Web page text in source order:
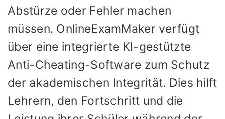
Abstürze oder Fehler machen
müssen. OnlineExamMaker verfügt
über eine integrierte KI-gestützte
Anti-Cheating-Software zum Schutz
der akademischen Integrität. Dies hilft
Lehrern, den Fortschritt und die